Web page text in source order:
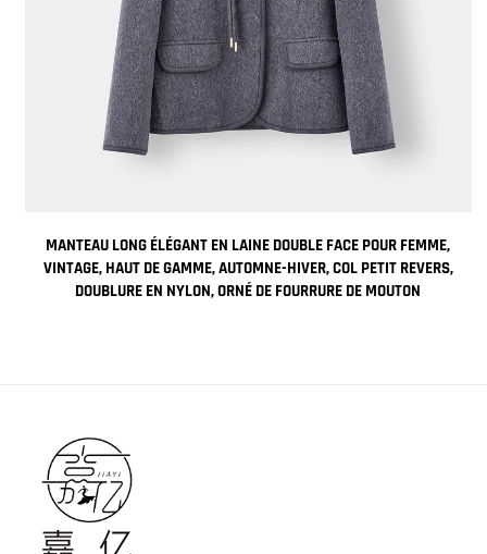
MANTEAU LONG ÉLÉGANT EN LAINE DOUBLE FACE POUR FEMME,
VINTAGE, HAUT DE GAMME, AUTOMNE-HIVER, COL PETIT REVERS,
DOUBLURE EN NYLON, ORNÉ DE FOURRURE DE MOUTON